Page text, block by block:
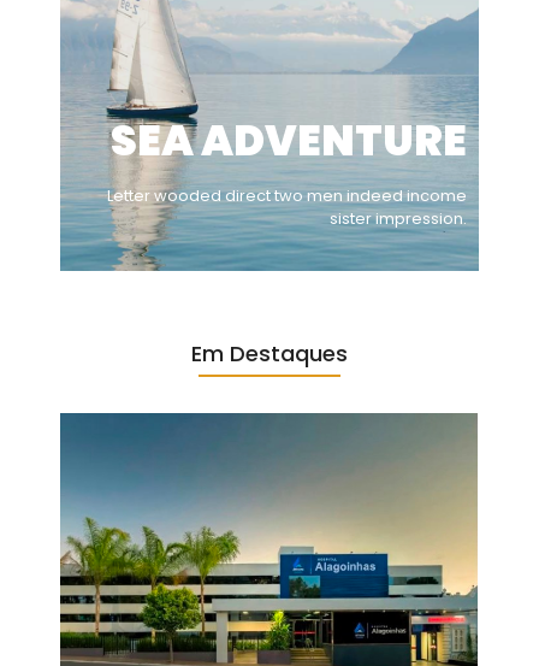
SEA ADVENTURE
Letter wooded direct two men indeed income
sister impression.
Em Destaques